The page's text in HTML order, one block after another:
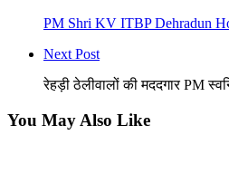
PM Shri KV ITBP Dehradun
Next Post
रेहड़ी ठेलीवालों की मददगार PM
You May Also Like